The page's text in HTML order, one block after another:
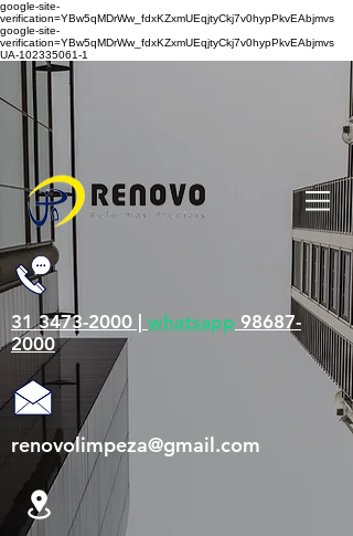
google-site-
verification=YBw5qMDrWw_fdxKZxmUEqjtyCkj7v0hypPkvEAbjmvs
google-site-
verification=YBw5qMDrWw_fdxKZxmUEqjtyCkj7v0hypPkvEAbjmvs
UA-102335061-1
31 3473-2000 | whatsapp 98687-
2000
renovolimpeza@gmail.com